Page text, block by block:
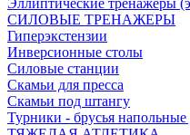
Эллиптические тренажеры
СИЛОВЫЕ ТРЕНАЖЕРЫ
Гиперэкстензии
Инверсионные столы
Силовые станции
Скамьи для пресса
Скамьи под штангу
Турники - брусья